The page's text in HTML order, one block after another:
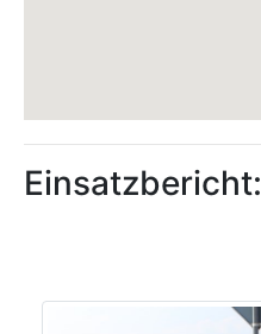
Einsatzbericht: